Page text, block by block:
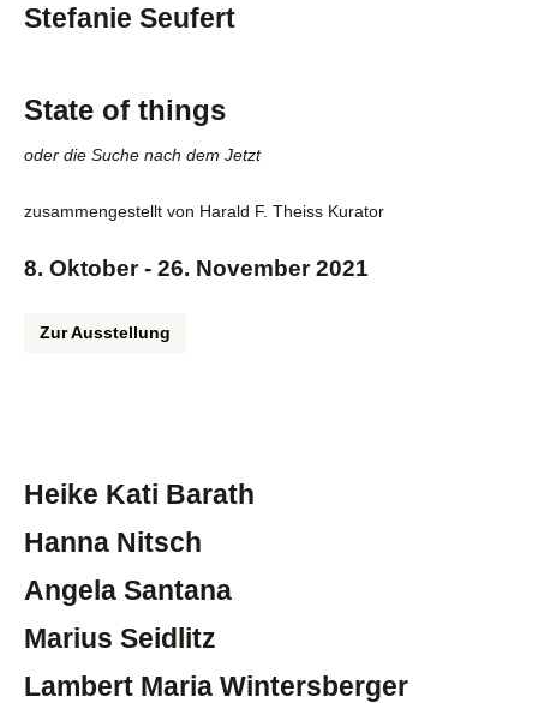
Stefanie Seufert
State of things
oder die Suche nach dem Jetzt
zusammengestellt von Harald F. Theiss Kurator
8. Oktober - 26. November 2021
Zur Ausstellung
Heike Kati Barath
Hanna Nitsch
Angela Santana
Marius Seidlitz
Lambert Maria Wintersberger